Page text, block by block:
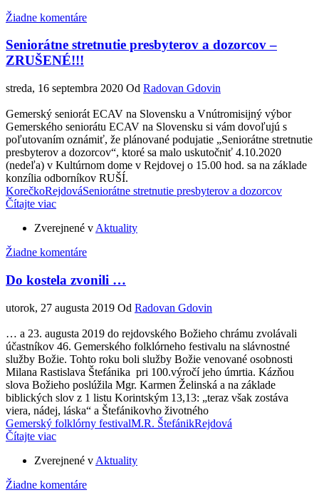
Žiadne komentáre
Seniorátne stretnutie presbyterov a dozorcov –
ZRUŠENÉ!!!
streda, 16 septembra 2020 Od Radovan Gdovin
Gemerský seniorát ECAV na Slovensku a Vnútromisijný výbor
Gemerského seniorátu ECAV na Slovensku si vám dovoľujú s
poľutovaním oznámiť, že plánované podujatie „Seniorátne stretnutie
presbyterov a dozorcov“, ktoré sa malo uskutočniť 4.10.2020
(nedeľa) v Kultúrnom dome v Rejdovej o 15.00 hod. sa na základe
konzília odborníkov RUŠÍ.
KorečkoRejdováSeniorátne stretnutie presbyterov a dozorcov
Čítajte viac
Zverejnené v Aktuality
Žiadne komentáre
Do kostela zvonili …
utorok, 27 augusta 2019 Od Radovan Gdovin
… a 23. augusta 2019 do rejdovského Božieho chrámu zvolávali
účastníkov 46. Gemerského folklórneho festivalu na slávnostné
služby Božie. Tohto roku boli služby Božie venované osobnosti
Milana Rastislava Štefánika pri 100.výročí jeho úmrtia. Kázňou
slova Božieho poslúžila Mgr. Karmen Želinská a na základe
biblických slov z 1 listu Korintským 13,13: „teraz však zostáva
viera, nádej, láska“ a Štefánikovho životného
Gemerský folklórny festivalM.R. ŠtefánikRejdová
Čítajte viac
Zverejnené v Aktuality
Žiadne komentáre